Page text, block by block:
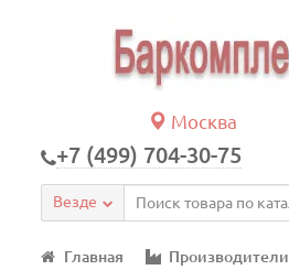
Москва
+7 (499) 704-30-75
Везде
Главная Производители